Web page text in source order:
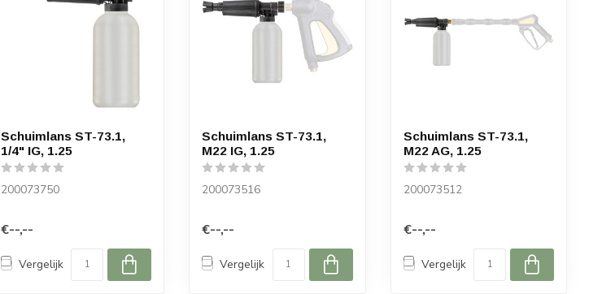
Schuimlans ST-73.1,
1/4" IG, 1.25
200073750
€--,--
Vergelijk
Schuimlans ST-73.1,
M22 IG, 1.25
200073516
€--,--
Vergelijk
Schuimlans ST-73.1,
M22 AG, 1.25
200073512
€--,--
Vergelijk